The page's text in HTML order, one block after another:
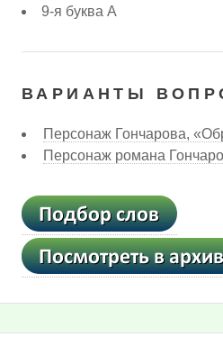
9-я буква А
ВАРИАНТЫ
Персонаж Гончарова,
Персонаж романа